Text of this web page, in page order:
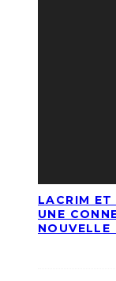
LACRIM ET
UNE
NOUVELLE